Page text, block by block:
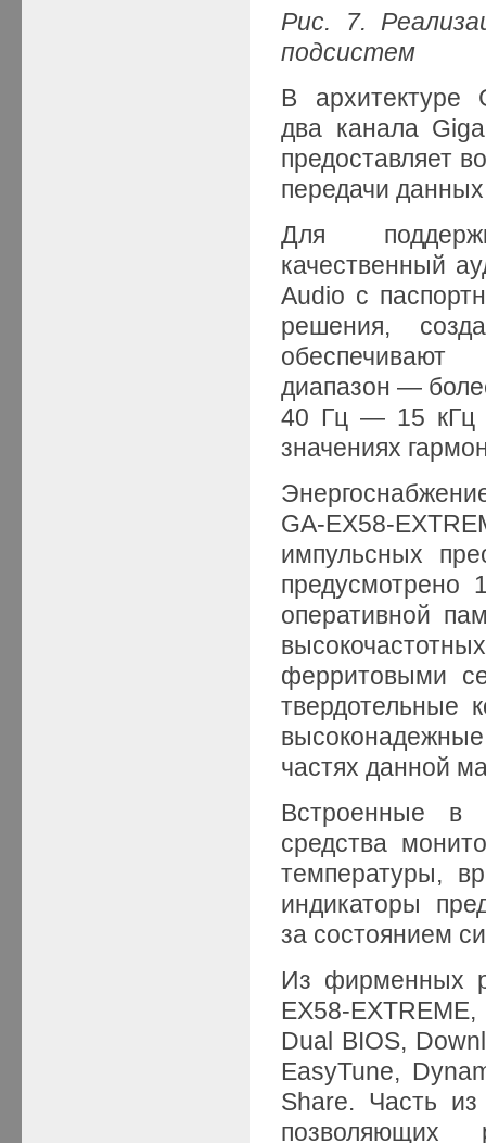
Рис. 7.
подсистем
В архитектуре
два канала
предоставляет
передачи
Для
качественный
Audio с
решения,
диапазон —
40 Гц — 15 кГц
значениях
GA-EX58-
импульсных
оперативной
ферритовыми
твердотельные
частях данной
Встроенные в
средства
температуры,
индикаторы
за состоянием
Из фирменных
EX58-
Dual BIOS,
EasyTune,
Share. Часть
позволяющих